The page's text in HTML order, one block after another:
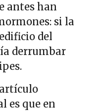
antes han
si la
del
derrumbar
es que en